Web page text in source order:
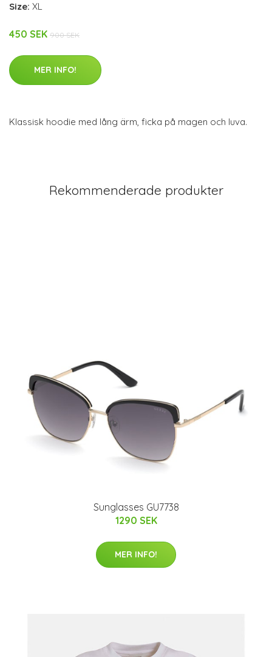
Size: XL
450 SEK 900 SEK
MER INFO!
Klassisk hoodie med lång ärm, ficka på magen och luva.
Rekommenderade produkter
Sunglasses GU7738
1290 SEK
MER INFO!